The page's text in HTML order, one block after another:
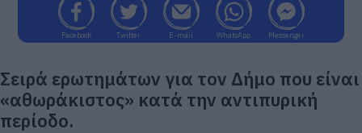
Facebook Twitter E-mail WhatsApp Messenger
Σειρά ερωτημάτων για τον Δήμο που είναι
«αθωράκιστος» κατά την αντιπυρική
περίοδο.